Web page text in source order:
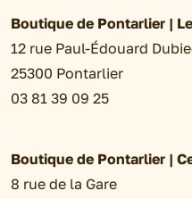
Boutique de Pontarlier |
12 rue Paul-Édouard
25300 Pontarlier
03 81 39 09 25
Boutique de Pontarlier |
8 rue de la Gare